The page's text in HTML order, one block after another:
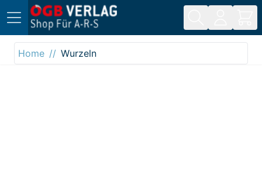
Direkt zum Inhalt
Home
Wurzeln